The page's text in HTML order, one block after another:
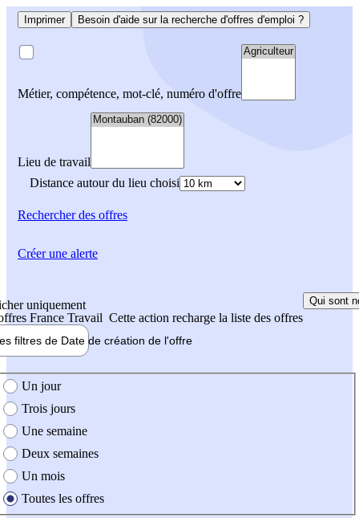
Imprimer Besoin d'aide sur la recherche d'offres d'emploi ?
Métier, compétence, mot-clé, numéro d'offre
Lieu de travail
Distance autour du lieu choisi
Rechercherdes offres
uniquement
France Travail Cette action recharge la liste des offres
Qui sont
filtres de Date de création de l'offre
création de l'offre
Un jour
Trois jours
Une semaine
Deux semaines
Un mois
Toutes les offres
Créer une alerte